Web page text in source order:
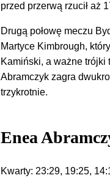
przed przerwą rzucił aż
Drugą połowę meczu
Martyce Kimbrough,
Kamiński, a ważne trójki
Abramczyk zagra
trzykrotnie.
Enea
Kwarty: 23:29, 19:25,